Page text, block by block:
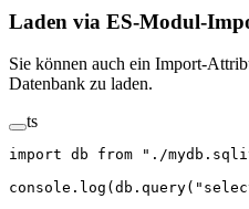
Laden via ES-Modul-
Sie können auch ein Import-
Datenbank zu laden.
ts
import db from "./
console. log (db. query(